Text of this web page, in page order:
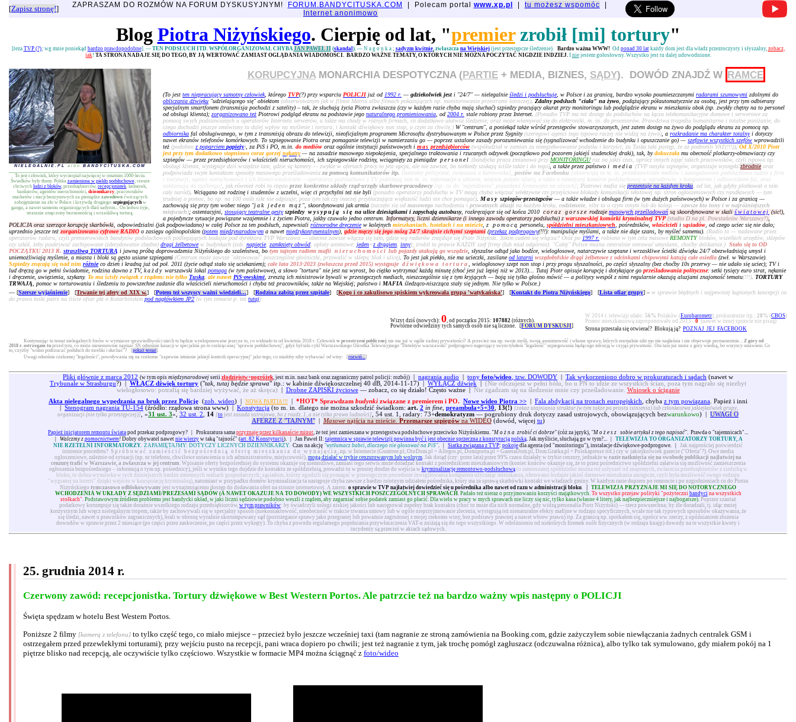
[Zapisz stronę!] ZAPRASZAM DO ROZMÓW NA FORUM DYSKUSYJNYM! FORUM.BANDYCITUSKA.COM | Polecam portal www.xp.pl tu możesz wspomóc
Internet anonimowo
Blog Piotra Niżyńskiego. Cierpię od lat, "premierzrobił [mi] tortury"
[teza TVP (?); wg mnie poniekąd bardzo prawdopodobne]. — TEN PODSŁUCH ITD. WSPÓŁORGANIZOWAŁ CHYBAJAN PAWEŁ II (skandal).— Nagonka ; sadyzm kwitnie, zwłaszcza na Wiejskiej(jest przestępcze śledzenie). Bardzo ważna WWW!Od ponad 30 latkażdy dom jest dla władz przezroczysty i słyszalny, zobacz,
jak! TA STRONA NADAJE SIĘ DO TEGO, BY JĄ WERTOWAĆ ZAMIAST OGLĄDANIA WIADOMOŚCI. BARDZO WAŻNE TEMATY, O KTÓRYCH NIE MOŻNA POCZYTAĆ NIGDZIE INDZIEJ.I niejestem gołosłowny. Wszystko jest tu dalej udowodnione.
NIELEGALNIE.PL albo BANDYCITUSKA.COM
To jest człowiek, który wycierpiał najwięcej w ostatnim 1000-leciu.
Świadków były tłumy. Polska zamieniona w piekło podsłuchowe; rzesze
chciwych ludzi z bloków, przedsiębiorców, recepcjonistek, kelnerek,
bankierów, agentów nieruchomości, dziennikarzy, pracowników
marketów i stacji benzynowych za pieniądze zawodowo ćwiczących
zobojętnienie na zło w Polsce i krzywdę drugiego: szpiegującychw
gangu, a nawet samemu organizujących dlań sadyzm... On ledwo żyje,
strasznie zmęczony bezsennością i wrzaskliwą torturą.
KORUPCYJNAMONARCHIA DESPOTYCZNA (PARTIE+ MEDIA, BIZNES, SĄDY). DOWÓD ZNAJDŹ W RAMCE
(To jest ten niepracujący samotny człowiek, którego TVP(?) przy wsparciu POLICJI już od 1992 r. — gdziekolwiek jest i "24/7" — nielegalnie śledzi i podsłuchuje, w Polsce i za granicą, bardzo wysoko poumieszczanymi radarami szumowymi zdolnymi do
obliczania dźwięku "udzielającego się" obiektom (obserwowanym jak w filmie Matrix albo filmach pokazujących np. monitorowanie przestrzeni lotniczej) Zdalny podsłuch "ciała" na żywo , podążający półautomatycznie za osobą, jest przy tym odbierany
specjalnym smartfonem (transmisja pochodzi z satelity) – tak, że słuchają życia Piotra zwłaszcza (czy w każdym razie chyba mają słuchać) szpiedzy pracujący akurat przy monitoringu lub podglądzie ekranu w mieszkaniu obok (np. zwykły chętny na to personel
od obsługi klienta); zorganizowano też Piotrowi podgląd ekranu na podstawie jego naturalnego promieniowania , od 2004 r. stale robiony przez Internet. (Ponadto TVP ma też dostęp do podsłuchów na łącza telekomunikacyjne domowe i serwerowe za
pomocą swych podstawianych u operatorów Internetu serwerów, a także ma chody w różnych firmach, co dodatkowo ułatwia śledzenie, oraz może włamywać się do elektroniki, m. in. do procesorów. Prawdziwa tragedia humanitarna i totalne poniżanie, do
czego dochodzi jeszcze omówiony tu dalej wpływ na myślenie i tortura, i kontakt dźwiękowy non stop, o czym za chwilę.) W "centrum", a poniekąd także wśród przestępców stowarzyszonych, jest zatem dostęp na żywo do podglądu ekranu za pomocą np.
odbiornika fal obsługiwanego, w tym z transmisją obrazu do telewizji, nieoficjalnym programem Microsoftu dystrybuowanym w Polsce przez Sygnity (szeregowi agenci tego typowo raczej nie widzą na żywo) , a rozkradanie ma charakter totalnyi dotyczy
nawet ekranów telefonów komórkowych. To szpiegowanie Piotra oraz pomaganie telewizji w namierzaniu go — poprzez ustalone zasady porozumiewania się (sygnalizować wchodzenie do budynku i opuszczanie go) — szefowie wszystkich szefów wprowadzili
też (podobno z poparciem papieży) , za PiS i PO, m.in. do mediów oraz ogólnie instytucji państwowych i mas przedsiębiorców (współudział w zamian za nieegzekwowanie podatku i korzyści; za Tuska taki postęp, że aż podnieśli VAT(!!!)) Od X/2010 Piotr
jest przy tym dodatkowo stopniowo coraz gorzej nękany— na zasadzie masowego niepokojenia, specjalnego traktowania i rzucanych odzywek (początkowo pod pozorem jakiejś studenckiej draki), tak, by dokuczała mu obecność plotkarzy-obmawiaczy czy
szpiegów — przez przedsiębiorców i właścicieli nieruchomości, ich szpiegowskie rodziny, wciągnięty za pieniądze personel (bandycka praca zmianowa przy MONITORINGUraz na jakiś czas, oprócz innych zajęć takich pracowników, czyli typowo np.
obsługi klienta, występuje dziś wszędzie tam, gdzie są kamery — zwykle w ofertach pracy to jest opcja, ale nie zawsze, bo niekiedy szukają ściśle także i do tego) , a także przez państwo i media (TVP nasyła szpiegów, organizuje występki/zbrodnieoraz
podpowiada swym kontaktom sposoby masowego prześladowania za pomocą komunikatorów itp. [kontakty polityczne, zwłaszcza u kierownika] postów na Facebooku [obserwują to m. in. przedstawiciele mediów i zaangażowani podsłuchowo ludzie z firm
i instytucji, agenci nieruchomości i ich klienci-właściciele – operatorzy podsłuchowi z TV publikują tam m. in. informacje o ubiorze, miejscu pobytu ofiary, a także o tamtejszej komórce podsłuchowej w sąsiedztwie, z komputerem i odbiornikiem fal, oraz
nakłaniają do stalkingu]
, jak również robi to często przez konkretne układy rząd-urzędy skarbowe-pracodawcy [np. co do "najeżdżania" pojazdami firmowymi na ulicach] ; Piotrowi mafia się prezentuje na każdym kroku , od lat, jak gdyby plotkował o nim
cały naród) . Wciągano też rodzinę i studentów z uczelni, więc ci przychylni też nie byli (ponadto operatorzy podsłuchu w TV mogą chyba włączać selektywne czy przejściowe blokady komunikacji tekstowej np. stron ogłoszeniowych czy randkowych — tym
trudniej o pomoc, bo np. na 100 osób nikt nie odpisuje; poza tym tak czy inaczej przytłaczająca większość ludzi nie chce pomagać)
Masy szpiegów-przestępców — a także władze i obsługa firm (w tym dużych państwowych) w Polsce i za granicą —
zachowują się przy tym wobec niego "jak jeden mąż ", skoordynowani jak armia (zaczęło się od masowego nachodzenia i prywatnych aluzji na każdym kroku, codziennie , niby to o czym innym lub do kolegi — zawsze kto inny i w najróżniejszych
miejscach ); ostentacyjni, stosujący teatralne gesty szpiedzy wysypują się na ulice dziesiątkami i zapychają autobusy, rozkręcające się od końca 2010 coraz gorsze rodzaje masowych prześladowań są skoordynowane w skali światowej (sic!)
a pojedyncze sytuacje powiązane wzajemnie i z życiem Piotra, jakby czuwało jedno centrum. Informatycy, liczni dziennikarze (i innego zawodu operatorzy podsłuchu) z warszawskiej komórki kryminalnej TVP (studio D na pl. Powstańców Warszawy?)
POLICJA oraz szerzące korupcję skarbówki , odpowiedzialni (jak podpowiadano) w całej Polsce za ten podsłuch, zapewniali różnorodne dręczeniew kolejnych mieszkaniach, hotelach i na mieście, z pomocą personelu, spółdzielni mieszkaniowych , pośredników, właścicieli i sąsiadów , od czego uciec się nie dało;
uprzednio jeszcze też zorganizowano cyfrowe RADIO o zasięgu ogólnopolskim (potem międzynarodowym a nawet międzykontynentalnym), gdzie męczy się jego mózg 24/7 skrajnie cichymi szeptami (przekaz podprogowy(!!!): manipuluje myślami, a także nie daje szans, by myśleć samemu). (Radio to — nadawane przez
operatorów radaru, czyli premierowskich bandytów podsłuchowych podlegających bodajże pod dyrektora TVP Warszawa — obecnie zawsze włącza się tam, gdzie wg radarów znajduje się Piotr Niżyński. Jakim cudem się włącza? Otóż po 1997 r. robiono w tym celu masowe REMONTYbloków, wszelkich urzędów, sklepów
czy szkół, żeby poukrywać zachipowane (zdecydowanie zbędne) drągi żelbetowew budynkach (zob. napięcie, zamknięty obwód , oploty antenowe: jeden+z drągiem inny); zrobił to prawie KAŻDY szef firmy (lub miał odgórnie). "Całej" Polsce można centralnie sterować umysłami, choćby delikatnie.) Stało się to OD
POCZĄTKU 2013 R. straszliwą TORTURĄ i jawną próbą doprowadzenia Niżyńskiego do szaleństwa, bo tym tajnym radiem mafii nieruchomości lub pojazdy atakują go wszędzie , słyszalne odtąd jako bodźce, wielogłosowe, natarczywie szeptane i wrzaskliwe ścieżki dźwięku 24/7 obezwładniają umysł i
uniemożliwiają myślenie, a miasta i bloki są gęsto usiane szpiegami (Centrum może zawsze "aktywować" poszczególne głośniczki, przywalić w sklepy, blok i ulicę) . To jest jak piekło, nie ma ucieczki, zasilane od latarni wszędobylskie drągi żelbetowe z odcinkami chipowymi katują całe osiedla (zwł. w Warszawie).
Szpiedzy znęcają się nad nim różnieco dzień i kradną już od poł. 2011 (życie odtąd stało się uciekaniem); całe lata 2013-2023 (zwłaszcza przed 2015) występuje dźwiękowa tortura
, wielogłosowy szept non stop i przy progu słyszalności, po części słyszalny (bez choćby 10s przerwy — nie udało się uciec); TV i
lud dręczą go w pełni świadomie, rodzina dawno z TV, każdy warszawski lokal pomaga (w tym państwowe), a słowo "tortura" nie jest na wyrost, bo ciężko wytrzymać każdą minutę (choć jest już lepiej niż w 2013)... Tutaj Piotr opisuje korupcję i dotykające go prześladowania polityczne: setki tysięcy euro strat, nękanie
i dręczenie, uwięzienia, szykany. To ma ścisły związek z rządem: nie tylko Tuska, ale nawet PiS-owskimi , zresztą ich ministrowie bywali w przestępczych mediach, nieszczególnie się z tym kryjących — boją się tylko głośno mówić — a politycy wespół z nimi regularnie okazują aluzjami znajomość tematu(!!!) TORTURY
TRWAJĄ , pomoc w torturowaniu i śledzeniu to powszechne zadanie dla właścicieli nieruchomości i chyba też pracowników, także na Wiejskiej; państwo i MAFIA śledząco-niszcząca stały się jednym. Nie tylko w Polsce.)
— [Szersze wyjaśnienie] [Trwanie tej afery od XIX w.] [Potem też wszyscy ważni wiedzieli...] [Rodzina zabita przez szpitale] [Kogo i co zakulisowo spiskiem wykreowała grupa 'watykańska'] [Kontakt do Piotra Niżyńskiego] [Lista ofiar grupy] – w sprawie błędnych i najpewniej kupionych koncepcji co
do prawa łaski patrz na liście ofiar pkt o Kotarbińskim pod nagłówkiem JP2 (w tym temacie p. też tutaj)
Wizyt dziś (nowych): 0, od początku 2015: 107882 (różnych).
Powtórne odwiedziny tych samych osób nie są liczone. [FORUM DYSKUSJI]
W 2014 r. telewizji ufało: 56% Polaków (Eurobarometr), prokuraturze itp.: 28% (CBOS)
Pomoc mieszkaniową zaproponowało od 2013: 0 (nawet w innej sprawie nie piszą)
Strona przestała się otwierać? Blokują ją? POZNAJ JEJ FACEBOOK
Kontynuując tu temat nielegalnych forów w wymiarze sprawiedliwości niech tu będzie wyeksponowane jeszcze to, co widniało tu od kwietnia 2018 r. Człowiek w przestrzeni publicznej nie ma już w ogóle żadnej prywatności? A przecież ma np. swoje myśli, swoją anonimowość i własne sprawy, których normalnie nikt mu nie nagłaśnia i nie obserwuje permanentnie... Z góry od
2018 r. ostrzegam tu przed tym, co może niesensownie napisać SN odnośnie kasacji w specjalnie po to rozkręcanej "sprawie podsłuchowej", gdyż był taki cykl Warszawskiego Ośrodka Telewizyjnego "Detektyw warszawski" podprogowo sugerujący swym tytułem "legalność" szpiegowania będącego intruzją w czyjąś prywatność. Oni tam już może z góry wiedzą, bo wszyscy ustawieni. Co
to, czyżby "wolno podrzucać podsłuch do torebki i słuchać"? [pokaż temat]
Uwagi odnośnie rzekomej "legalności", powoływania się na rzekome "zapewne istnienie jakiejś kontroli operacyjnej" jako tego, co miałoby niby wybawiać od winy:
[rozwiń...]
Pliki głównie z marca 2012 (w tym opis międzynarodowej serii złodziejstw+pogróżek, jest m.in. nasz bank oraz zagraniczny patrol policji: rozbój) nagrania audio tony foto/wideo , tzw. DOWODY Tak wykorzeniono dobro w prokuraturach i sądach (nawet w
Trybunale w Strasburgu?) | WŁĄCZ dźwięk tortury ("tak, tutaj będzie sprawa" itp.: w kabinie dźwiękoszczelnej 40 dB, 2014-11-17) | WYŁĄCZ dźwięk
(Nie odczujesz w pełni bólu, bo u PN to idzie ze wszystkich ścian, poza tym nagrało się niezbyt
wielogłosowo: potrafią się bardziej wyżywać, że aż skręca)
Drobne ZAPISKI życiowe— zobacz, co się działo! Często ważne | Nie zgadzam się na śledzenie mnie czy prześladowanie. Wniosek o ściganie
Akta nielegalnego wypędzania na bruk przez Policję (zob. wideo) | NOWA PARTIA!!! *HOT* Sprawdzam budynki związane z premierem i PO. Nowe wideo Piotra >> Fala abdykacji na tronach europejskich , chyba z tym powiązana . Papież i inni
Stenogram nagrania TU-154 (źródło: rządowa strona www) | Konstytucja (to m. in. dlatego nie można szkodzić świadkom: art. 2 in fine preambuła+5+30 13(!) [zakaz utajniania struktur (w tym także po prostu istnienia) lub członkostwa jakiejkolwiek grupy,
organizacji (nie tylko przestępczej)]
, »31 ust. 3«, 32 ust. 2 14 [to jest zasada ustrojowa, bo z rozdz. 1, a nie tylko prawo ludności] , 54 ust. 1, radary: 73+demokratyzm — pogrubiony druk dotyczy zasad ustrojowych, obowiązujących bezwarunkowo) | UWAGI O
AFERZE Z "TAJNYM"| Masowenajścia na mieście. Przemarsze szpiegówna WIDEO(dowód, więcej tu)
Papież inicjatorem remontu świata pod przekaz podprogowy? Prokuratura sama przyznaje przez kilkanaście minut, że też jest zamieszana w przestępstwa podsłuchowe przeciwko Niżyńskiemu. "Można zrobić ci dobrze" (cóż za język), "Możesz sobie artykuł z tego napisać". Prawda o "tajemnicach"...
Walczmy z pomocnictwem! Dobry obywatel nawet nie wierzy w taką "tajność" (art. 82 Konstytucji). Jan Paweł II: tajemnica w sprawie telewizji powinna być i jest obecnie sprzeczna z konstytucją polską. Jak myślicie, słuchają go w tym?...
TELEWIZJA TO ORGANIZATORZY TORTURY, A
NIE RZETELNI INFORMATORZY. ZAPAMIĘTAJMY: DOTYCZY LICZNYCH DZIENNIKARZY. Czas na akcję "wytłumacz babci, dlaczego nie głosować na PiS". Siatka związana z TVP: pokoje dla agenta (od "monitoringu"), instalacje dźwiękowe-podprogowe.
Jak najprościej potwierdzić
istnienie procederu? Spróbować zamieścić bezpośrednią ofertę mieszkania do wynajęcia , np. w Internecie (Gumtree.pl, OtoDom.pl = Allegro.pl, Domiporta.pl = GazetaDom.pl, Dom.Gratka.pl = Polskapresse itd.) czy w jakiejkolwiek gazecie ("Oferta"?). Owe media
ogłoszeniowe, zależnie od sytuacji (np. nr telefonu, chwilowe ustawienia u ich administratorów, miejscowość), mogą działać w trybie cenzurowanym lub wolnym. Jak dotąd (czy: przez lata) przez 99% czasu działały w trybie cenzury, jednakże w razie natknięcia się na swobodę publikacji najłatwiej na
cenzurę trafić w Warszawie, a zwłaszcza w jej centrum. Wpisanie oferty bezpośredniej do systemu okazuje się niemożliwe, zamiast tego serwis może doradzać kontakt z pośrednikiem mieszkaniowym (koniec końców okazuje się, że to przez pośrednictwo spółdzielni załatwia się możliwość zamieszczenia
ogłoszenia bezpośredniego – informują o tym np. pośrednicy), jeśli w wyniku tego dojdzie do kontaktu ze spółdzielnią, prowadzi to w prostej drodze do wejścia w kryminalizację remontowo-podsłuchową (o zamieszanej spółdzielni można też usłyszeć od znajomych, zwłaszcza przedsiębiorców z siedzibą w
bloku, to dobra wymówka w tych dzisiejszych bardzo zmiennych realiach gospodarczych; sąsiadom, którzy zgodzili się pomagać w przestępczym procederze inwigilowania komputera użyczając mieszkania, oferowano bodajże jakieś darmowe mieszkania zastępcze, czyli była możliwość swego rodzaju
"wygranej na loterii" dzięki wejściu w konspirację kryminalną), natomiast w przypadku domów kryminalizacja ta następuje chyba zawsze z bardzo istotnym udziałem pośrednika, który ma za sprawą skarbówki kontakt we władzach gminy. W każdym razie dopiero po remoncie i po uzgodnieniach co do Piotra
Niżyńskiego tymczasowo odblokowywany jest wynajmującemu dostęp do dodawania ofert na stronie internetowej. A zatem: o sprawie w TVP najłatwiej dowiedzieć się u pośrednika albo nawet od razu w administracji bloku.
TELEWIZJA PRZYZNAJE MI SIĘ DO NOTORYCZNEGO
WCHODZENIA W UKŁADY Z SĘDZIAMI/PREZESAMI SĄDÓW (A NAWET OKAZUJE NA TO DOWODY) WE WSZYSTKICH POSZCZEGÓLNYCH SPRAWACH. Padało też nieraz o przyjmowaniu korzyści majątkowych. To wszystko przejaw polityki "pożyteczni bandycina wszystkich
stołkach".Podstawowym źródłem problemu jest bandycki układ, w jaki liczni sędziowie podobno weszli z rządem, aby zagarniać sobie podatek zamiast go płacić. Dla wielu w pracy w mych sprawach nie liczy się nic, tylko kasa (własne 4 litery, jak najbezpieczniejsze i najbogatsze). Poprzez szantaż
podatkowy korumpuje się także doraźnie wszelkiego rodzaju przedsiębiorców, w tym prawników: by świadczyli usługi niskiej jakości lub następował zupełny brak kontaktu (choć to może dla nich normalne, gdy widzą personalia Piotr Niżyński) — rzecz powszechna; by źle doradzali, tj. idąc mniej
korzystnym lub wręcz nielegalnym tropem, także by zachowywali się w specjalny sposób (niekontaktowość, nieobecność w trakcie trwania umowy lub w ogóle nieprzyjmowanie zlecenia, występują też nienaturalne efekty mafijne w rodzaju specyficznych, wcale nie tak typowych sposobów okazywania, że
się śledzi, nawet u prawników zagranicznych), brali w obronę wyraźnie skorumpowany sąd (postrzeganie sprawy jako przegranej lub poważnie zagrożonej z mojej rzekomo winy, bez podstawy prawnej a nawet wbrew prawu) itp. Za granicą np. spotkałem się, oprócz ww. rzeczy, z opóźnianiem złożenia
dowodów w sprawie przez 2 miesiące (po części przez zaskoczenie, po części przez wykręty). To chyba z powodu regularnego popełniania przywłaszczenia VAT-u zniżają się do tego wszystkiego. W odróżnieniu od niektórych firemek osób fizycznych (w rodzaju knajp) dowody na te wszystkie kwoty i
incydenty są przecież w aktach sądowych.
25. grudnia 2014 r.
Czerwony zawód: recepcjonistka. Tortury dźwiękowe w Best Western Portos. Ale patrzcie też na bardzo ważny wpis następny o POLICJI
Święta spędzam w hotelu Best Western Portos.
Poniższe 2 filmy [kamerą z telefonu] to tylko część tego, co miało miejsce – przecież było jeszcze wcześniej taxi (tam nagranie ze stroną zamówienia na Booking.com, gdzie zażyczyłem sobie niewłączania żadnych centralek GSM i
ostrzegałem przed przewlekłymi torturami); przy wejściu pusto na recepcji, pani wraca dopiero po chwili; jest też nagranie z tym, jak trochę pomógł zagłuszacz (odczuwalna różnica), albo tylko tak symulowano, gdy miałem pokój na 1
piętrze blisko nad recepcją, ale oczywiście tylko częściowo. Wszystkie w formacie MP4 można ściągnąć z foto/wideo